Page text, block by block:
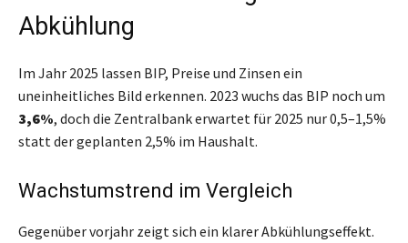
Abkühlung
Im Jahr 2025 lassen BIP, Preise und Zinsen ein
uneinheitliches Bild erkennen. 2023 wuchs das BIP noch um
3,6%, doch die Zentralbank erwartet für 2025 nur 0,5–1,5%
statt der geplanten 2,5% im Haushalt.
Wachstumstrend im Vergleich
Gegenüber vorjahr zeigt sich ein klarer Abkühlungseffekt.